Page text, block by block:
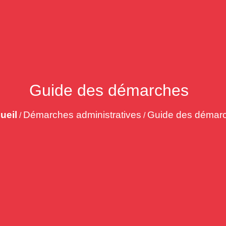
Guide des démarches
/ Démarches administratives / Guide des